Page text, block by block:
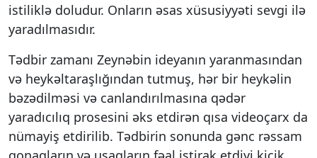
istiliklə doludur. Onların əsas xüsusiyyəti sevgi ilə
yaradılmasıdır.
Tədbir zamanı Zeynəbin ideyanın yaranmasından
və heykəltaraşlığından tutmuş, hər bir heykəlin
bəzədilməsi və canlandırılmasına qədər
yaradıcılıq prosesini əks etdirən qısa videoçarx da
nümayiş etdirilib. Tədbirin sonunda gənc rəssam